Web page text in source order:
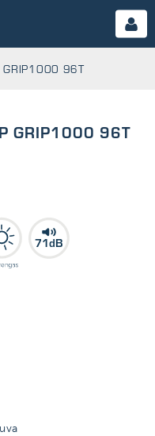
96T
GRIP1000 96T
71dB